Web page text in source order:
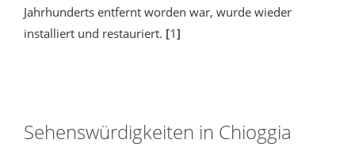
Jahrhunderts entfernt worden war, wurde wieder
installiert und restauriert. [1]
Sehenswürdigkeiten in Chioggia